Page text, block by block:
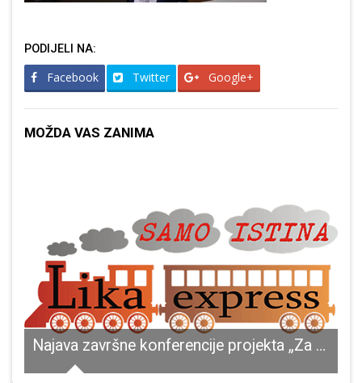
PODIJELI NA:
Facebook Twitter Google+
MOŽDA VAS ZANIMA
Najava završne konferencije projekta „Za bolji život u Ličko-senjskoj županiji“